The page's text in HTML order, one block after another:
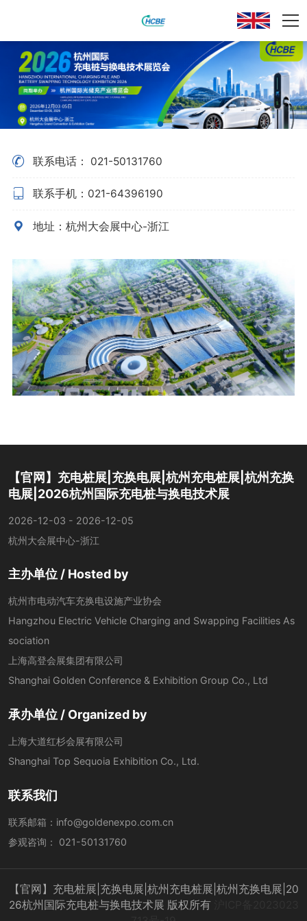
 联系电话： 021-50131760
 联系手机：021-64396190
 地址：杭州大会展中心-浙江
【官网】充电桩展|充换电展|杭州充电桩展|杭州充换
电展|2026杭州国际充电桩与换电技术展
2026-12-03 - 2026-12-05
杭州大会展中心-浙江
主办单位 / Hosted by
杭州市电动汽车充换电设施产业协会
Hangzhou Electric Vehicle Charging and Swapping Facilities As
sociation
上海高登会展集团有限公司
Shanghai Golden Conference & Exhibition Group Co., Ltd
承办单位 / Organized by
上海大道红杉会展有限公司
Shanghai Top Sequoia Exhibition Co., Ltd.
联系我们
联系邮箱： info@goldenexpo.com.cn
参观咨询：
021-50131760
【官网】充电桩展|充换电展|杭州充电桩展|杭州充换电展|20
26杭州国际充电桩与换电技术展 版权所有